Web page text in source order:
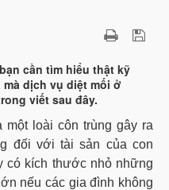
cần tìm hiểu thật kỹ
dịch vụ diệt mối ở
viết sau đây.
loài côn trùng gây ra
đối với tài sản của con
có kích thước nhỏ những
nếu các gia đình không